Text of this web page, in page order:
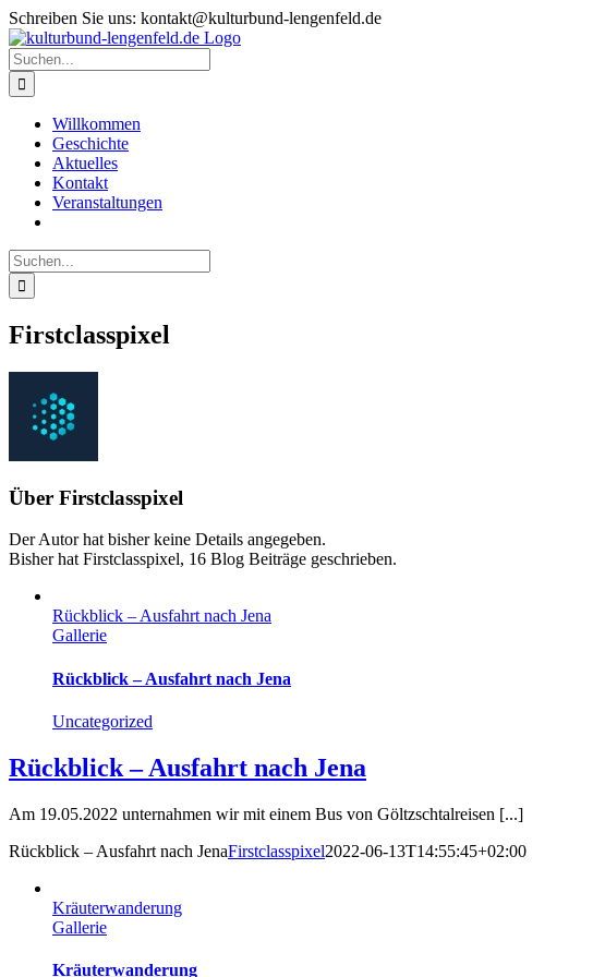
Zum
Inhalt
springen
Schreiben Sie uns: kontakt@kulturbund-lengenfeld.de
Suche
nach:
Willkommen
Geschichte
Aktuelles
Kontakt
Veranstaltungen
Suche
nach:
Firstclasspixel
Über Firstclasspixel
Der Autor hat bisher keine Details angegeben.
Bisher hat Firstclasspixel, 16 Blog Beiträge geschrieben.
Rückblick – Ausfahrt nach Jena
Gallerie
Rückblick – Ausfahrt nach Jena
Uncategorized
Rückblick – Ausfahrt nach Jena
Am 19.05.2022 unternahmen wir mit einem Bus von Göltzschtalreisen [...]
Rückblick – Ausfahrt nach JenaFirstclasspixel2022-06-13T14:55:45+02:00
Kräuterwanderung
Gallerie
Kräuterwanderung